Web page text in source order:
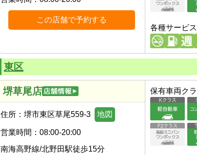
この店舗で予約する
各種サービス
東区
堺草尾店
住所： 堺市東区草尾559-3 地図
営業時間： 08:00-20:00
南海高野線/北野田駅徒歩15分
保有車両ク